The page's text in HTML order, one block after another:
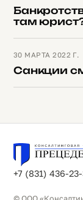
там
30 МАРТА 2022 Г.
Санкции
+7 (831) 436-